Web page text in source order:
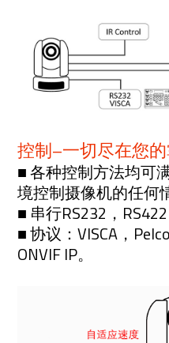
控制–一切尽在您
■ 各种控制方法均可
境控制摄像机的任何
■ 串行RS232，RS422
■ 协议：VISCA，
ONVIF IP。